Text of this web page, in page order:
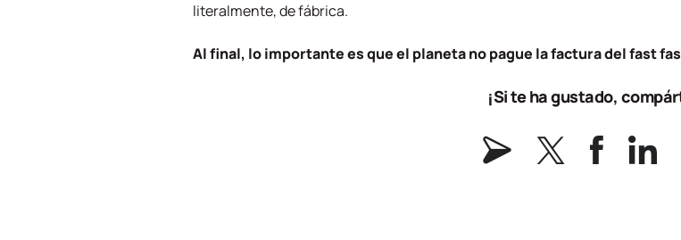
literalmente, de fábrica.
Al final, lo importante es que el planeta no pague la factura del fast
¡Si te ha gustado,